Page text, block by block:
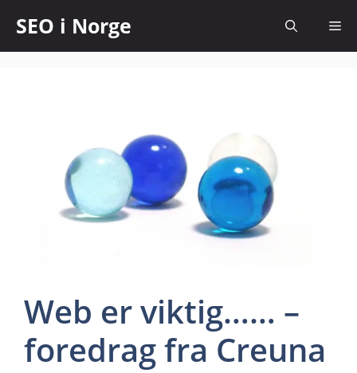
SEO i Norge
Web er viktig…… –
foredrag fra Creuna